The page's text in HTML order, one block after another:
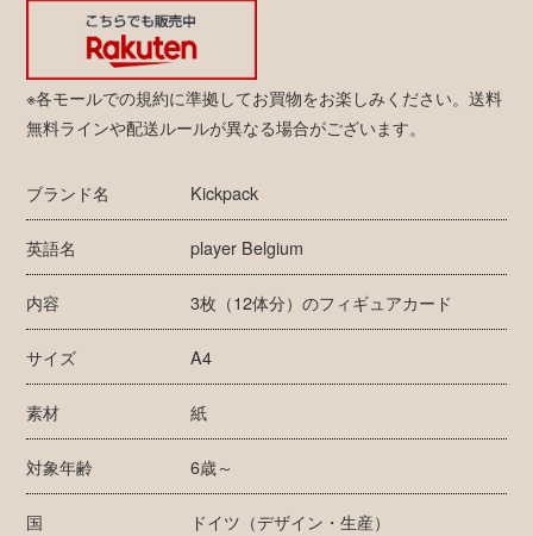
※各モールでの規約に準拠してお買物をお楽しみください。送料
無料ラインや配送ルールが異なる場合がございます。
ブランド名 Kickpack
英語名 player Belgium
内容 3枚（12体分）のフィギュアカード
サイズ A4
素材 紙
対象年齢 6歳～
国 ドイツ（デザイン・生産）